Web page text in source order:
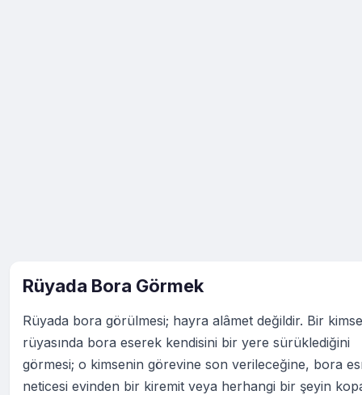
Rüyada Bora Görmek
Rüyada bora görülmesi; hayra alâmet değildir. Bir
rüyasında bora eserek kendisini bir yere sürüklediğini
görmesi; o kimsenin görevine son verileceğine, bora
neticesi evinden bir kiremit veya herhangi bir şeyin